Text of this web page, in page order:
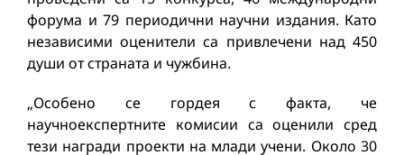
форума и 79 периодични научни издания. Като
независими оценители са привлечени над 450
души от страната и чужбина.
„Особено се гордея с факта, че
научноекспертните комисии са оценили сред
тези награди проекти на млади учени. Около 30